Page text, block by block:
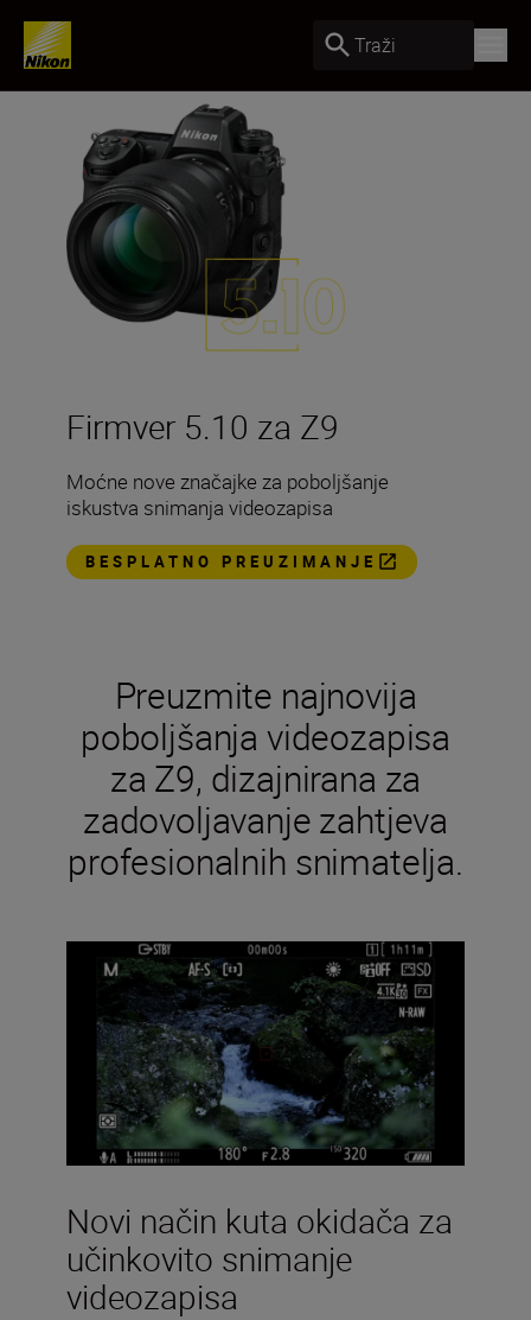
Traži
Firmver 5.10 za Z9
Moćne nove značajke za poboljšanje
iskustva snimanja videozapisa
BESPLATNO PREUZIMANJE
Preuzmite najnovija
poboljšanja videozapisa
za Z9, dizajnirana za
zadovoljavanje zahtjeva
profesionalnih snimatelja.
Novi način kuta okidača za
učinkovito snimanje
videozapisa